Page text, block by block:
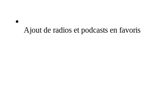
Ajout de radios et podcasts en favoris